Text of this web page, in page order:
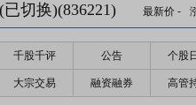
切换)(836221) 最新价 -
千股千评 公告 个股
大宗交易 融资融券 高管